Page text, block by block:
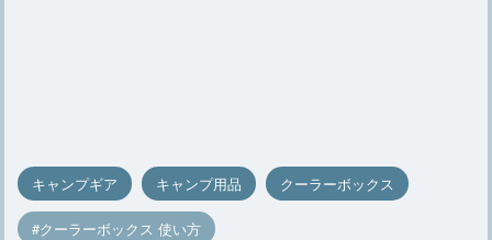
キャンプギア キャンプ用品 クーラーボックス
クーラーボックス 使い方